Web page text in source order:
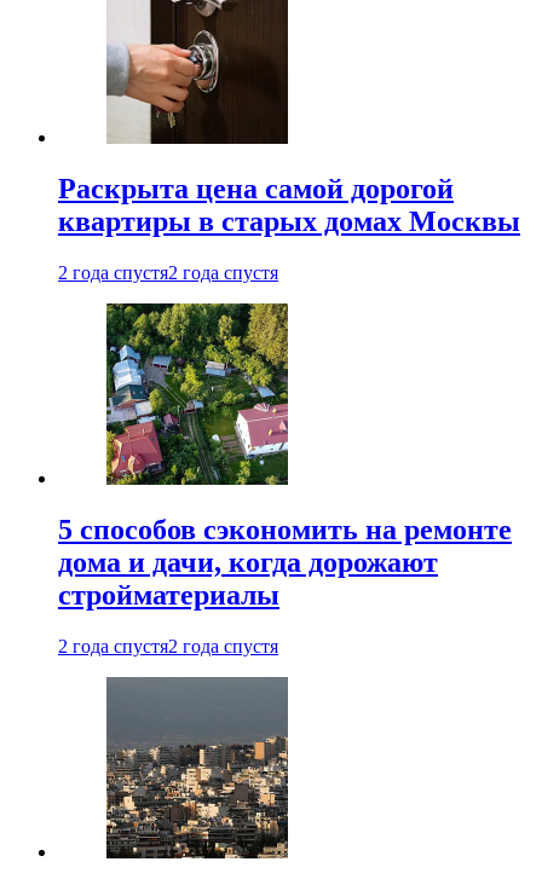
Раскрыта цена самой дорогой
квартиры в старых домах Москвы
2 года спустя2 года спустя
5 способов сэкономить на ремонте
дома и дачи, когда дорожают
стройматериалы
2 года спустя2 года спустя